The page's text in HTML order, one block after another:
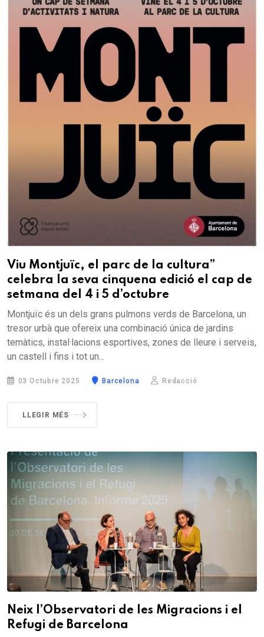
Viu Montjuïc, el parc de la cultura”
celebra la seva cinquena edició el cap de
setmana del 4 i 5 d’octubre
Montjuïc és un dels grans pulmons verds de Barcelona, un
tresor urbà que ofereix una combinació única de jardins
temàtics, instal·lacions esportives, zones de lleure i serveis,
un castell i fins i tot un...
03 Octubre 2025 Barcelona Redacció
LLEGIR MÉS
Neix l’Observatori de les Migracions i el
Refugi de Barcelona